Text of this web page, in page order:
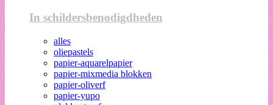
In schildersbenodigdheden
alles
oliepastels
papier-aquarelpapier
papier-mixmedia blokken
papier-oliverf
papier-yupo